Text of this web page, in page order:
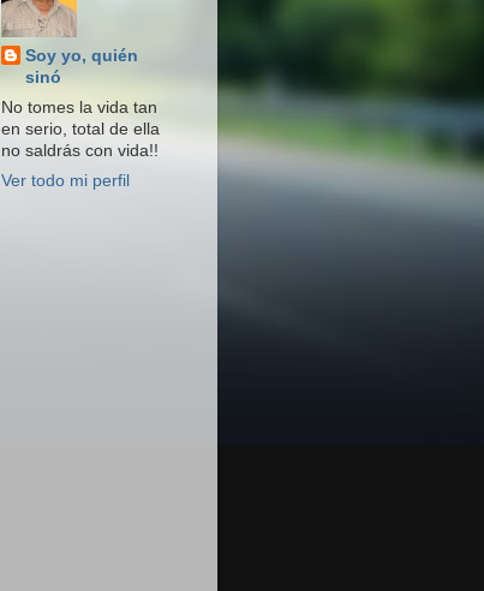
Soy yo, quién
sinó
No tomes la vida tan
en serio, total de ella
no saldrás con vida!!
Ver todo mi perfil